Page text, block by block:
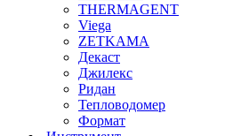
THERMAGENT
Viega
ZETKAMA
Декаст
Джилекс
Ридан
Тепловодомер
Формат